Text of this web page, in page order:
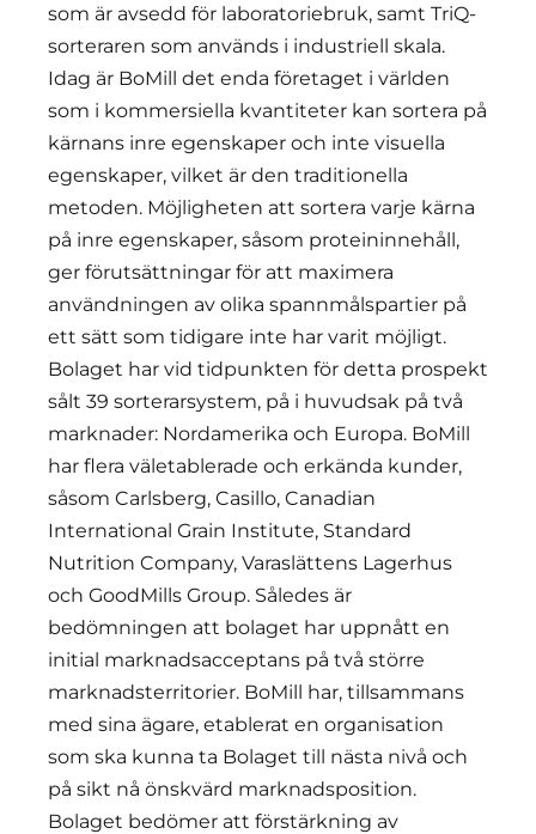
som är avsedd för laboratoriebruk, samt TriQ-
sorteraren som används i industriell skala.
Idag är BoMill det enda företaget i världen
som i kommersiella kvantiteter kan sortera på
kärnans inre egenskaper och inte visuella
egenskaper, vilket är den traditionella
metoden. Möjligheten att sortera varje kärna
på inre egenskaper, såsom proteininnehåll,
ger förutsättningar för att maximera
användningen av olika spannmålspartier på
ett sätt som tidigare inte har varit möjligt.
Bolaget har vid tidpunkten för detta prospekt
sålt 39 sorterarsystem, på i huvudsak på två
marknader: Nordamerika och Europa. BoMill
har flera väletablerade och erkända kunder,
såsom Carlsberg, Casillo, Canadian
International Grain Institute, Standard
Nutrition Company, Varaslättens Lagerhus
och GoodMills Group. Således är
bedömningen att bolaget har uppnått en
initial marknadsacceptans på två större
marknadsterritorier. BoMill har, tillsammans
med sina ägare, etablerat en organisation
som ska kunna ta Bolaget till nästa nivå och
på sikt nå önskvärd marknadsposition.
Bolaget bedömer att förstärkning av